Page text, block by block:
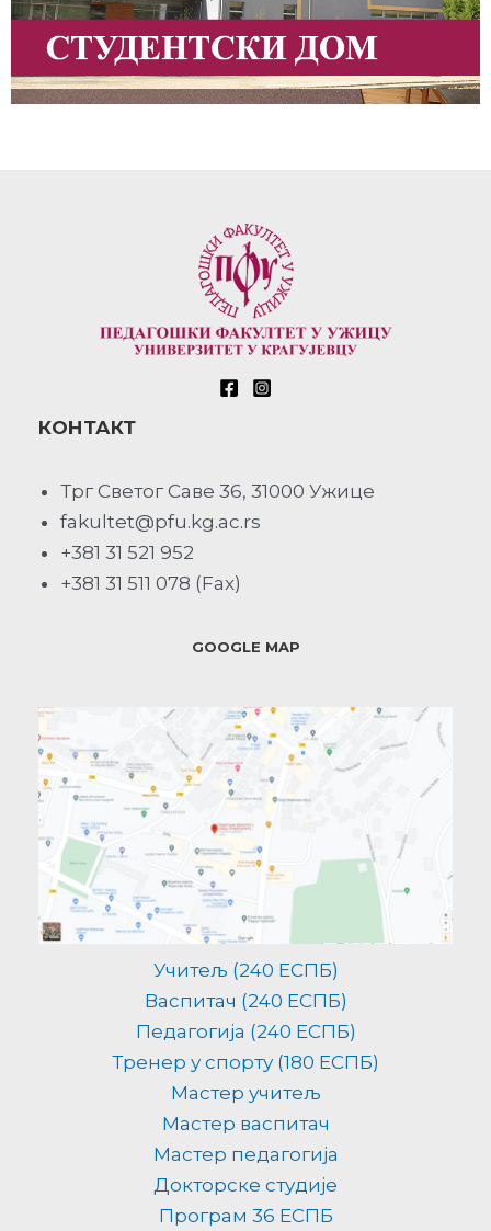
КОНТАКТ
Трг Светог Саве 36, 31000 Ужице
fakultet@pfu.kg.ac.rs
+381 31 521 952
+381 31 511 078 (Fax)
GOOGLE MAP
Учитељ (240 ЕСПБ)
Васпитач (240 ЕСПБ)
Педагогија (240 ЕСПБ)
Тренер у спорту (180 ЕСПБ)
Мастер учитељ
Мастер васпитач
Мастер педагогија
Докторске студије
Програм 36 ЕСПБ